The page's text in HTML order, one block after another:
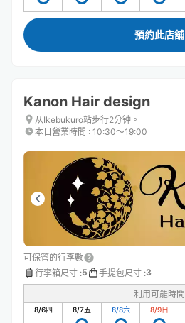
預約此店舖
Kanon Hair design
从Ikebukuro站步行2分钟。
本日營業時間 : 10:30〜19:00
可保管的行李數
行李箱尺寸 :5 手提包尺寸 :3
利用可能時間
8/6四 8/7五 8/8六 8/9日